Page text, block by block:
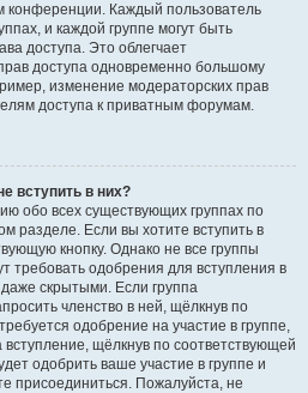
Каждый пользователь
и каждой группе могут быть
доступа. Это облегчает
доступа одновременно большому
изменение модераторских прав
доступа к приватным форумам.
вступить в них?
обо всех существующих группах по
разделе. Если вы хотите вступить в
кнопку. Однако не все группы
требовать одобрения для вступления в
скрытыми. Если группа
членство в ней, щёлкнув по
одобрение на участие в группе,
щёлкнув по соответствующей
одобрить ваше участие в группе и
присоединиться. Пожалуйста, не